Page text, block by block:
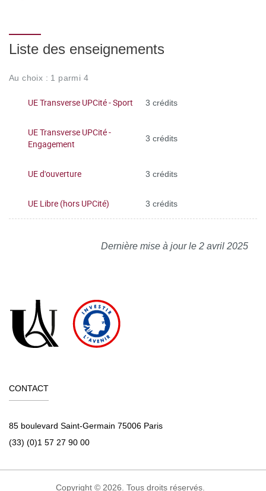
Liste des enseignements
Au choix : 1 parmi 4
UE Transverse UPCité - Sport 3 crédits
UE Transverse UPCité -
Engagement
3 crédits
UE d'ouverture 3 crédits
UE Libre (hors UPCité) 3 crédits
Dernière mise à jour le 2 avril 2025
CONTACT
85 boulevard Saint-Germain 75006 Paris
(33) (0)1 57 27 90 00
Copyright © 2026. Tous droits réservés.